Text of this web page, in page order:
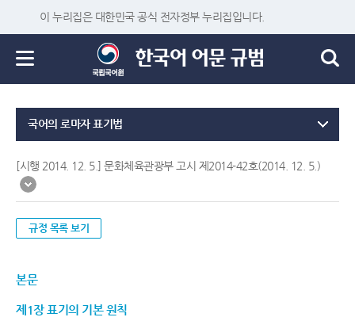
이 누리집은 대한민국 공식 전자정부 누리집입니다.
국어의 로마자 표기법
[시행 2014. 12. 5.] 문화체육관광부 고시 제2014-42호(2014. 12. 5.)
규정 목록 보기
본문
제1장 표기의 기본 원칙